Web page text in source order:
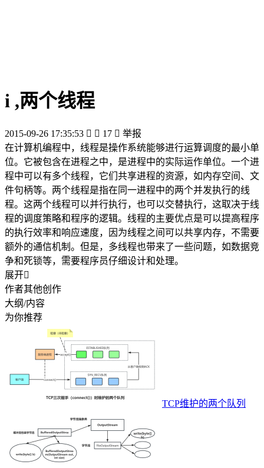
i ,两个线程
2015-09-26 17:35:53   17  举报
在计算机编程中，线程是操作系统能够进行运算调度的最小单
位。它被包含在进程之中，是进程中的实际运作单位。一个进
程中可以有多个线程，它们共享进程的资源，如内存空间、文
件句柄等。两个线程是指在同一进程中的两个并发执行的线
程。这两个线程可以并行执行，也可以交替执行，这取决于线
程的调度策略和程序的逻辑。线程的主要优点是可以提高程序
的执行效率和响应速度，因为线程之间可以共享内存，不需要
额外的通信机制。但是，多线程也带来了一些问题，如数据竞
争和死锁等，需要程序员仔细设计和处理。
展开
作者其他创作
大纲/内容
为你推荐
TCP维护的两个队列